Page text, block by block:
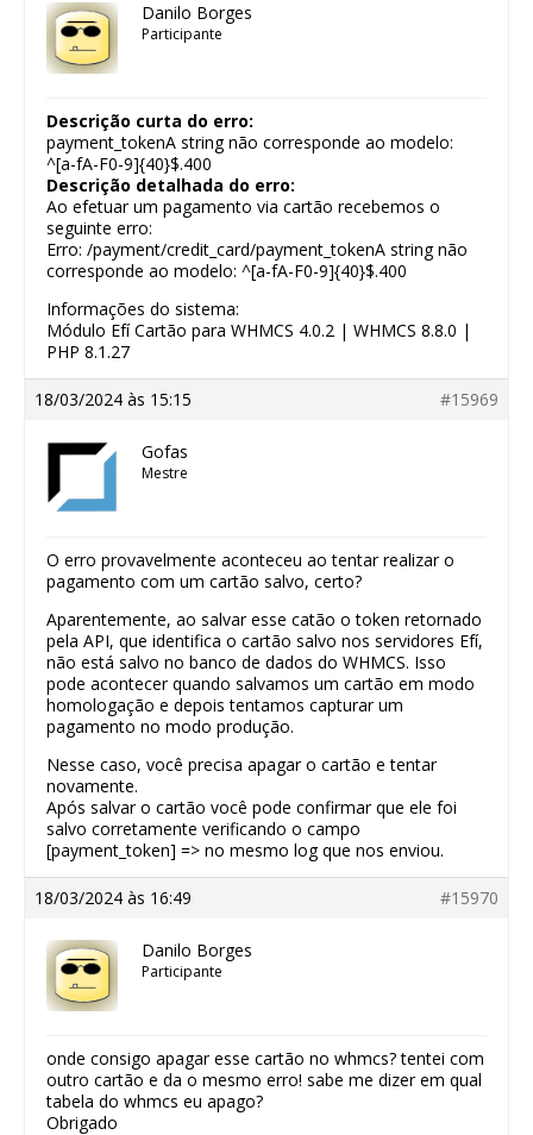
Danilo Borges
Participante
Descrição curta do erro:
payment_tokenA string não corresponde ao modelo:
^[a-fA-F0-9]{40}$.400
Descrição detalhada do erro:
Ao efetuar um pagamento via cartão recebemos o
seguinte erro:
Erro: /payment/credit_card/payment_tokenA string não
corresponde ao modelo: ^[a-fA-F0-9]{40}$.400
Informações do sistema:
Módulo Efí Cartão para WHMCS 4.0.2 | WHMCS 8.8.0 |
PHP 8.1.27
18/03/2024 às 15:15 #15969
Gofas
Mestre
O erro provavelmente aconteceu ao tentar realizar o
pagamento com um cartão salvo, certo?
Aparentemente, ao salvar esse catão o token retornado
pela API, que identifica o cartão salvo nos servidores Efí,
não está salvo no banco de dados do WHMCS. Isso
pode acontecer quando salvamos um cartão em modo
homologação e depois tentamos capturar um
pagamento no modo produção.
Nesse caso, você precisa apagar o cartão e tentar
novamente.
Após salvar o cartão você pode confirmar que ele foi
salvo corretamente verificando o campo
[payment_token] => no mesmo log que nos enviou.
18/03/2024 às 16:49 #15970
Danilo Borges
Participante
onde consigo apagar esse cartão no whmcs? tentei com
outro cartão e da o mesmo erro! sabe me dizer em qual
tabela do whmcs eu apago?
Obrigado